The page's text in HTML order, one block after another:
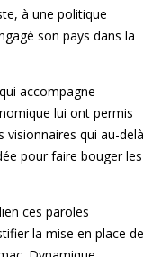
à une politique
son pays dans la
accompagne
lui ont permis
visionnaires qui au-delà
pour faire bouger les
ces paroles
la mise en place de